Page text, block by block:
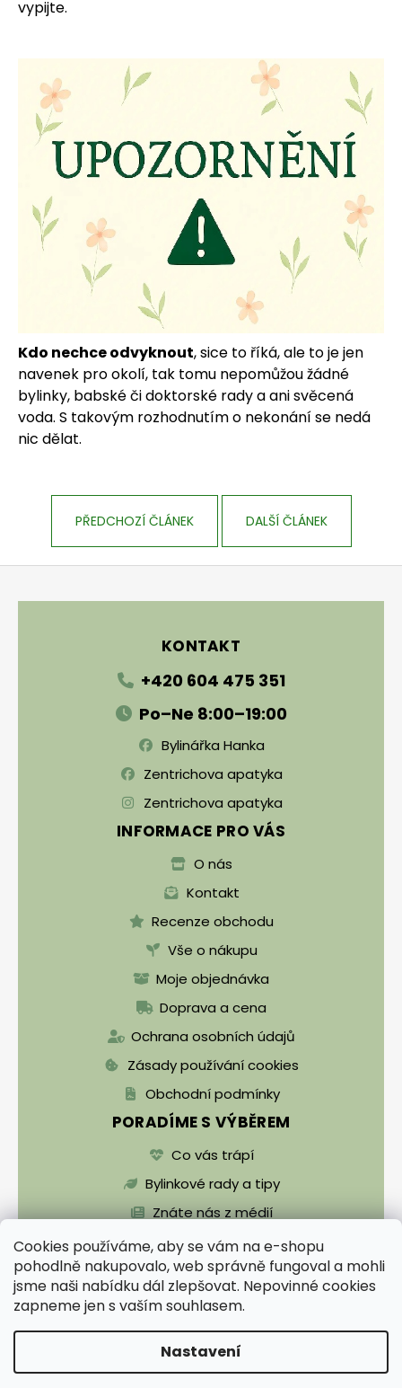
Cookies používáme, aby se vám na e-shopu
pohodlně nakupovalo, web správně fungoval a mohli
jsme naši nabídku dál zlepšovat. Nepovinné cookies
zapneme jen s vaším souhlasem.
Nastavení
vypijte.
Kdo nechce odvyknout, sice to říká, ale to je jen
navenek pro okolí, tak tomu nepomůžou žádné
bylinky, babské či doktorské rady a ani svěcená
voda. S takovým rozhodnutím o nekonání se nedá
nic dělat.
PŘEDCHOZÍ ČLÁNEK DALŠÍ ČLÁNEK
KONTAKT
+420 604 475 351
Po–Ne 8:00–19:00
Bylinářka Hanka
Zentrichova apatyka
Zentrichova apatyka
INFORMACE PRO VÁS
O nás
Kontakt
Recenze obchodu
Vše o nákupu
Moje objednávka
Doprava a cena
Ochrana osobních údajů
Zásady používání cookies
Obchodní podmínky
PORADÍME S VÝBĚREM
Co vás trápí
Bylinkové rady a tipy
Znáte nás z médií
Vytvořil Shoptet
Zentrichova apatyka a Bylinář